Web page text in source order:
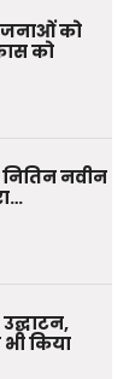
को
को
नितिन नवीन
किया